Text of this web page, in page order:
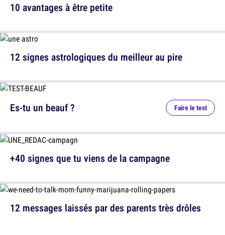
10 avantages à être petite
12 signes astrologiques du meilleur au pire
12 messages laissés par des parents très drôles
Es-tu un beauf ? Faire le test
+40 signes que tu viens de la campagne